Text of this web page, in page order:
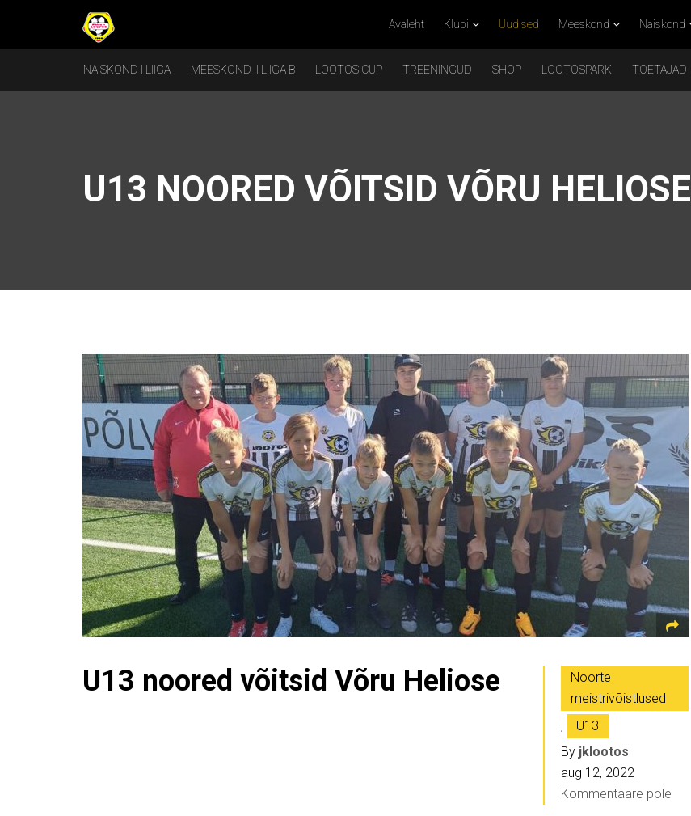
Avaleht Klubi Uudised Meeskond Naiskond
NAISKOND I LIIGA MEESKOND II LIIGA B LOOTOS CUP TREENINGUD SHOP LOOTOSPARK TOETAJAD
U13 NOORED VÕITSID VÕRU HELIOSE
U13 noored võitsid Võru Heliose
Noorte
meistrivõistlused
,
U13
By jklootos
aug 12, 2022
Kommentaare pole